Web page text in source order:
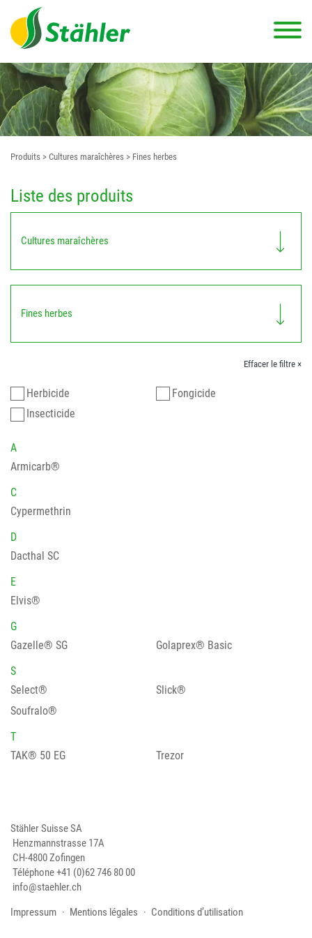
Produits > Cultures maraîchères > Fines herbes
Liste des produits
Cultures maraîchères
Fines herbes
Effacer le filtre ×
Herbicide
Fongicide
Insecticide
A
Armicarb®
C
Cypermethrin
D
Dacthal SC
E
Elvis®
G
Gazelle® SG
Golaprex® Basic
S
Select®
Slick®
Soufralo®
T
TAK® 50 EG
Trezor
Stähler Suisse SA
Henzmannstrasse 17A
CH-4800 Zofingen
Téléphone+41 (0)62 746 80 00
info@staehler.ch
Impressum
Mentions légales Conditions d’utilisation